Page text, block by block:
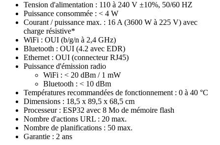
Tension d'alimentation : 110 à 240 V ±10%, 50/60 HZ
Puissance consommée : < 4 W
Courant / puissance max. : 16 A (3600 W à 225 V) avec
charge résistive*
WiFi : OUI (b/g/n à 2,4 GHz)
Bluetooth : OUI (4.2 avec EDR)
Ethernet : OUI (connecteur RJ45)
Puissance d'émission radio
WiFi : < 20 dBm / 1 mW
Bluetooth : < 10 dBm
Températures recommandées de fonctionnement : 0 à 40 °C
Dimensions : 18,5 x 89,5 x 68,5 cm
Processeur : ESP32 avec 8 Mo de mémoire flash
Nombre d'actions URL : 20 max.
Nombre de planifications : 50 max.
Garantie : 2 ans